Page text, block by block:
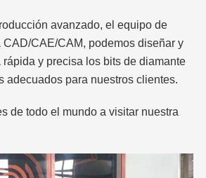
avanzado, el equipo de
CAD/CAE/CAM, podemos diseñar y
rápida y precisa los bits de diamante
adecuados para nuestros clientes.
de todo el mundo a visitar nuestra